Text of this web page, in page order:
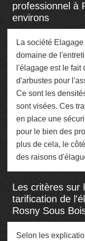
professionnel à
environs
La société
domaine de
l'élagage est le fait
d'arbustes pour
Ce sont les
sont visées. Ces
en place une
pour le bien des
plus de cela, le
des raisons
Les critères sur
tarification de
Rosny Sous
Selon les